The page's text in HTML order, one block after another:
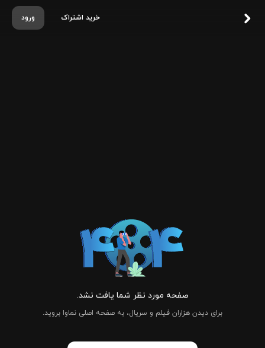
ورود خرید اشتراک
صفحه مورد نظر شما یافت نشد.
برای دیدن هزاران فیلم و سریال، به صفحه اصلی نماوا بروید.